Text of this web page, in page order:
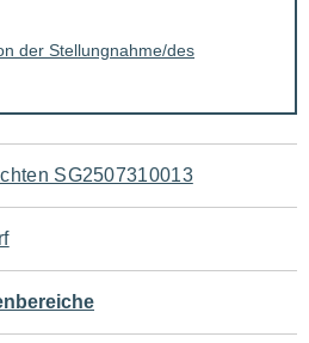
der Stellungnahme/des
SG2507310013